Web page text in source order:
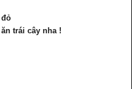
trái cây nha !